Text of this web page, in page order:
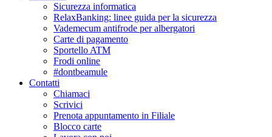
Sicurezza informatica
RelaxBanking: linee guida per la sicurezza
Vademecum antifrode per albergatori
Carte di pagamento
Sportello ATM
Frodi online
#dontbeamule
Contatti
Chiamaci
Scrivici
Prenota appuntamento in Filiale
Blocco carte